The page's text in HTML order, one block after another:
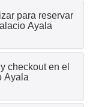
para reservar
Ayala
checkout en el
Ayala